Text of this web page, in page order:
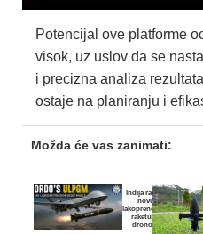
Potencijal ove platforme
visok, uz uslov da se
i precizna analiza
ostaje na planiranju i
Možda će vas zanimati:
Indija razvija
novu
lakoprenosivu
raketu za
dronove